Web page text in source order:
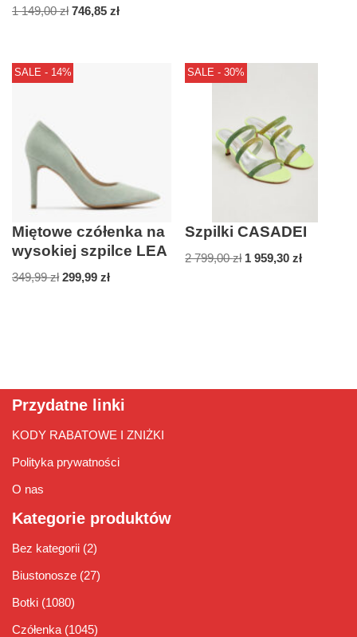
1 149,00zł 746,85 zł
SALE - 14%
Miętowe czółenka na
wysokiej szpilce LEA
349,99zł 299,99 zł
SALE - 30%
Szpilki CASADEI
2 799,00zł 1 959,30zł
Przydatne linki
KODY RABATOWE I ZNIŻKI
Polityka prywatności
O nas
Kategorie produktów
Bez kategorii (2)
Biustonosze (27)
Botki (1080)
Czółenka (1045)